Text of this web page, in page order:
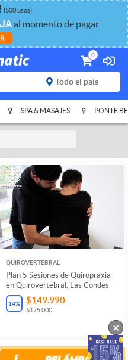
! (500 usos)
al momento de pagar
0
SPA & MASAJES PONTE
QUIROVERTEBRAL
Plan 5 Sesiones de Quiropraxia
en Quirovertebral, Las Condes
14% $149.990
$175.000
×